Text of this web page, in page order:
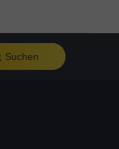
Suchen